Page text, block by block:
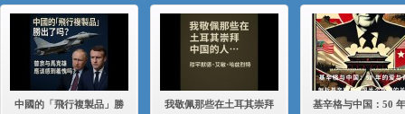
伊利夏提：在自责与内疚中的挣扎
伊利夏提：消失在集中营的红衣女孩
伊利夏提：满目苍夷2020，难见彼岸2021
中國的「飛行複製品」勝
我敬佩那些在土耳其崇拜
基辛格与中国：50